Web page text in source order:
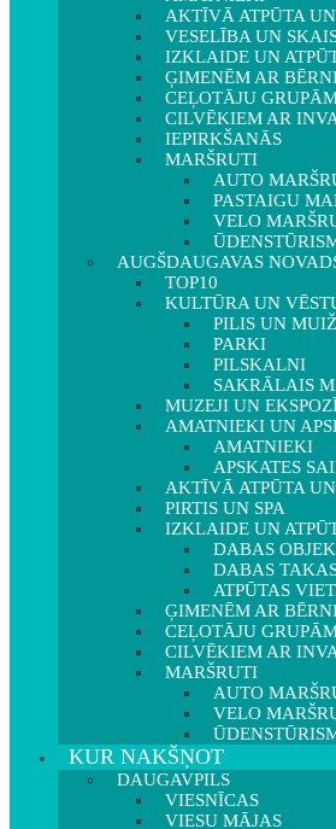
AKTĪVĀ ATPŪTA
VESELĪBA UN
IZKLAIDE UN
ĢIMENĒM AR
CEĻOTĀJU
CILVĒKIEM AR
IEPIRKŠANĀS
MARŠRUTI
AUTO
PASTAIGU
VELO
AUGŠDAUGAVAS
TOP10
KULTŪRA UN
PILIS UN
PARKI
PILSKALNI
SAKRĀLAIS
MUZEJI UN
AMATNIEKI UN
AMATNIEKI
APSKATES
AKTĪVĀ ATPŪTA
PIRTIS UN SPA
IZKLAIDE UN
DABAS
DABAS
ATPŪTAS
ĢIMENĒM AR
CEĻOTĀJU
CILVĒKIEM AR
MARŠRUTI
AUTO
VELO
KUR NAKŠŅOT
DAUGAVPILS
VIESNĪCAS
VIESU MĀJAS